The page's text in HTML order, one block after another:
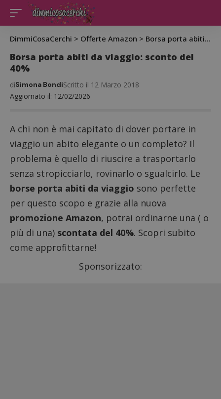
DimmiCosaCerchi > Offerte Amazon > Borsa porta abiti da viaggio: sconto del 40%
Borsa porta abiti da viaggio: sconto del
40%
Aggiornato il: 12/02/2026
diSimona BondiScritto il 12 Marzo 2018
A chi non è mai capitato di dover portare in
viaggio un abito elegante o un completo? Il
problema è quello di riuscire a trasportarlo
senza stropicciarlo, rovinarlo o sgualcirlo. Le
borse porta abiti da viaggio sono perfette
per questo scopo e grazie alla nuova
promozione Amazon, potrai ordinarne una ( o
più di una) scontata del 40%. Scopri subito
come approfittarne!
Sponsorizzato: